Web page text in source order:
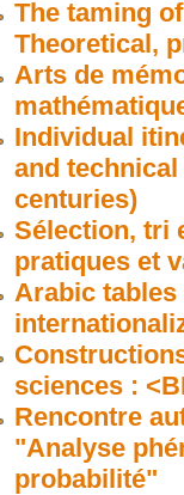
The taming
Theoretical,
Arts de
Individual
and
centuries)
Sélection, tri
pratiques et
Arabic
sciences :
Rencontre
"Analyse
probabilité"